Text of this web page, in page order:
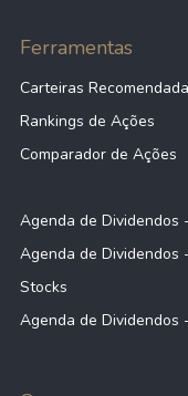
Ferramentas
Carteiras
Rankings de Ações
Comparador de Ações
Agenda de Dividendos
Agenda de Dividendos -
Stocks
Agenda de Dividendos